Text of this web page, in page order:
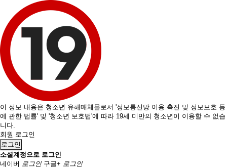
이 정보 내용은 청소년 유해매체물로서 '정보통신망 이용 촉진 및 정보보호 등
에 관한 법률' 및 '청소년 보호법'에 따라 19세 미만의 청소년이 이용할 수 없습
니다.
회원 로그인
로그인
소셜계정으로 로그인
네이버 로그인 구글+ 로그인